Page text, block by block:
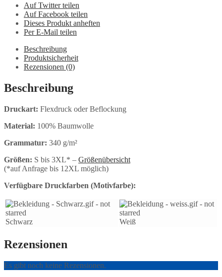
Auf Twitter teilen
Auf Facebook teilen
Dieses Produkt anheften
Per E-Mail teilen
Beschreibung
Produktsicherheit
Rezensionen (0)
Beschreibung
Druckart: Flexdruck oder Beflockung
Material: 100% Baumwolle
Grammatur: 340 g/m²
Größen: S bis 3XL* – Größenübersicht
(*auf Anfrage bis 12XL möglich)
Verfügbare Druckfarben (Motivfarbe):
Schwarz Weiß
Rezensionen
Es gibt noch keine Rezensionen.